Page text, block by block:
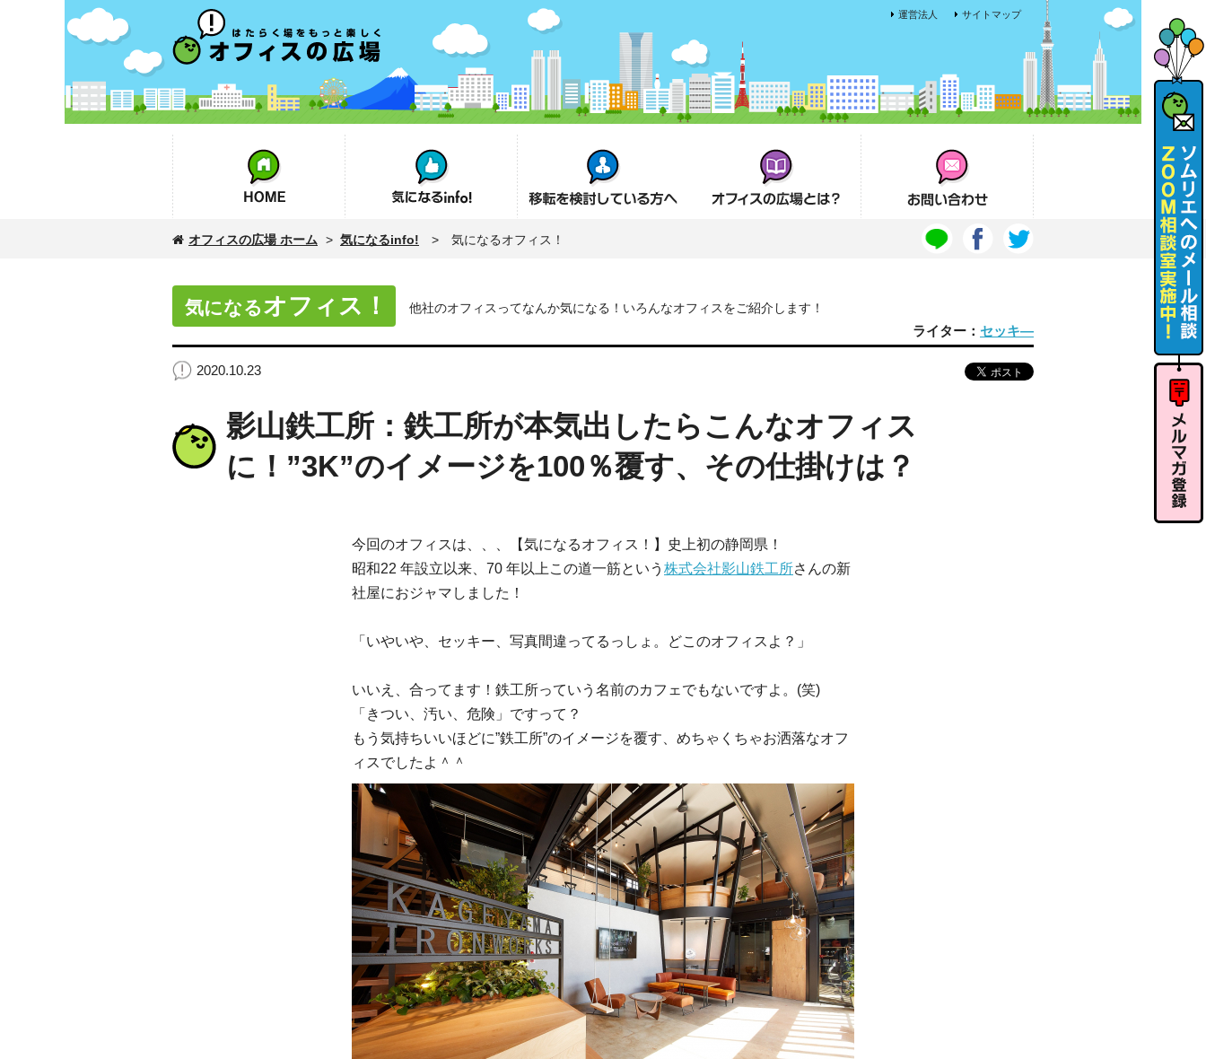
サイトマップ
運営法人
お問い合わせ
オフィスの広場 ホーム > 気になるinfo! > 気になるオフィス！
気になるオフィス！ 他社のオフィスってなんか気になる！いろんなオフィスをご紹介します！
ライター： セッキ―
2020.10.23
影山鉄工所：鉄工所が本気出したらこんなオフィス
に！”3K”のイメージを100％覆す、その仕掛けは？
今回のオフィスは、、、【気になるオフィス！】史上初の静岡県！
昭和22 年設立以来、70 年以上この道一筋という 株式会社影山鉄工所さんの新
社屋におジャマしました！
「いやいや、セッキー、写真間違ってるっしょ。どこのオフィスよ？」
いいえ、合ってます！鉄工所っていう名前のカフェでもないですよ。(笑)
「きつい、汚い、危険」ですって？
もう気持ちいいほどに”鉄工所”のイメージを覆す、めちゃくちゃお洒落なオフ
ィスでしたよ＾＾
ソムリエ
へのメー
ル相談